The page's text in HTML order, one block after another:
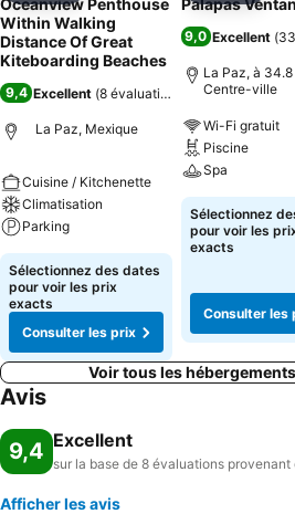
Oceanview Penthouse
Within Walking
Distance Of Great
Kiteboarding Beaches
9,4 Excellent (8 évaluations
La Paz, Mexique
Cuisine / Kitchenette
Climatisation
Parking
Sélectionnez des dates
pour voir les prix
exacts
Consulter les prix
Palapas
9,0 Excellent (
La Paz, à
Centre-ville
Wi-Fi gratuit
Piscine
Spa
Sélectionnez
pour voir les
exacts
Consulter les
Voir tous les
Avis
9,4 Excellent
sur la base de 8 évaluations provenant
Afficher les avis